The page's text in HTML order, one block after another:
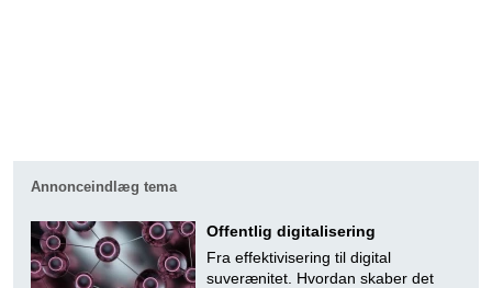
Annonceindlæg tema
Offentlig digitalisering
Fra effektivisering til digital
suverænitet. Hvordan skaber det